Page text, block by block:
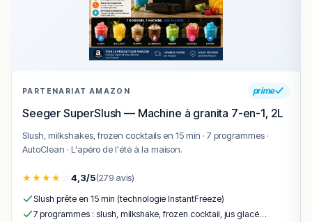
PARTENARIAT AMAZON prime
Seeger SuperSlush — Machine à granita 7-en-1, 2L
Slush, milkshakes, frozen cocktails en 15 min · 7 programmes ·
AutoClean · L'apéro de l'été à la maison.
★★★★ 4,3/5(279 avis)
Slush prête en 15 min (technologie InstantFreeze)
7 programmes : slush, milkshake, frozen cocktail, jus glacé…